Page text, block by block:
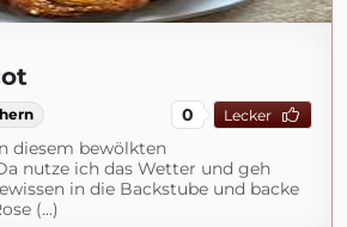
0 Lecker
diesem bewölkten
nutze ich das Wetter und geh
in die Backstube und backe
(...)